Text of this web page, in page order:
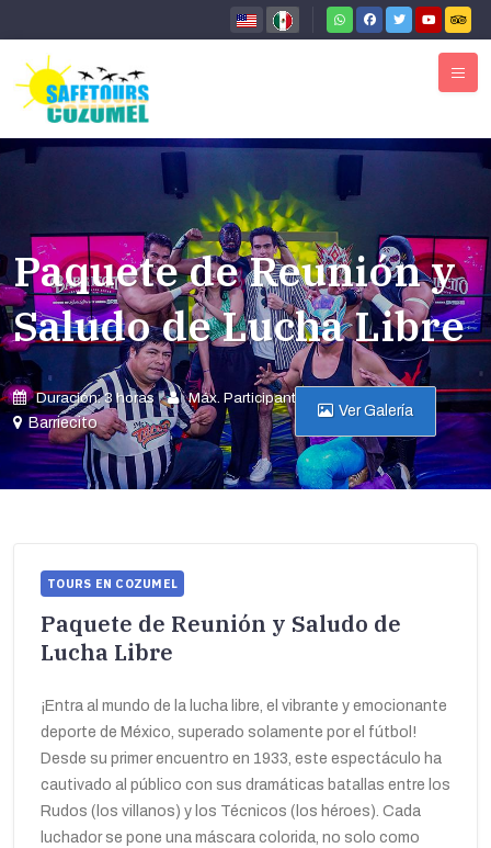
Paquete de Reunión y
Saludo de Lucha Libre
Duración: 3 horas
Máx. Participantes: 40
Barriecito
Ver Galería
TOURS EN COZUMEL
Paquete de Reunión y Saludo de
Lucha Libre
¡Entra al mundo de la lucha libre, el vibrante y emocionante
deporte de México, superado solamente por el fútbol!
Desde su primer encuentro en 1933, este espectáculo ha
cautivado al público con sus dramáticas batallas entre los
Rudos (los villanos) y los Técnicos (los héroes). Cada
luchador se pone una máscara colorida, no solo como